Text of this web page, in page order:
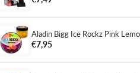
Aladin Bigg Ice Rockz Pink
€7,95